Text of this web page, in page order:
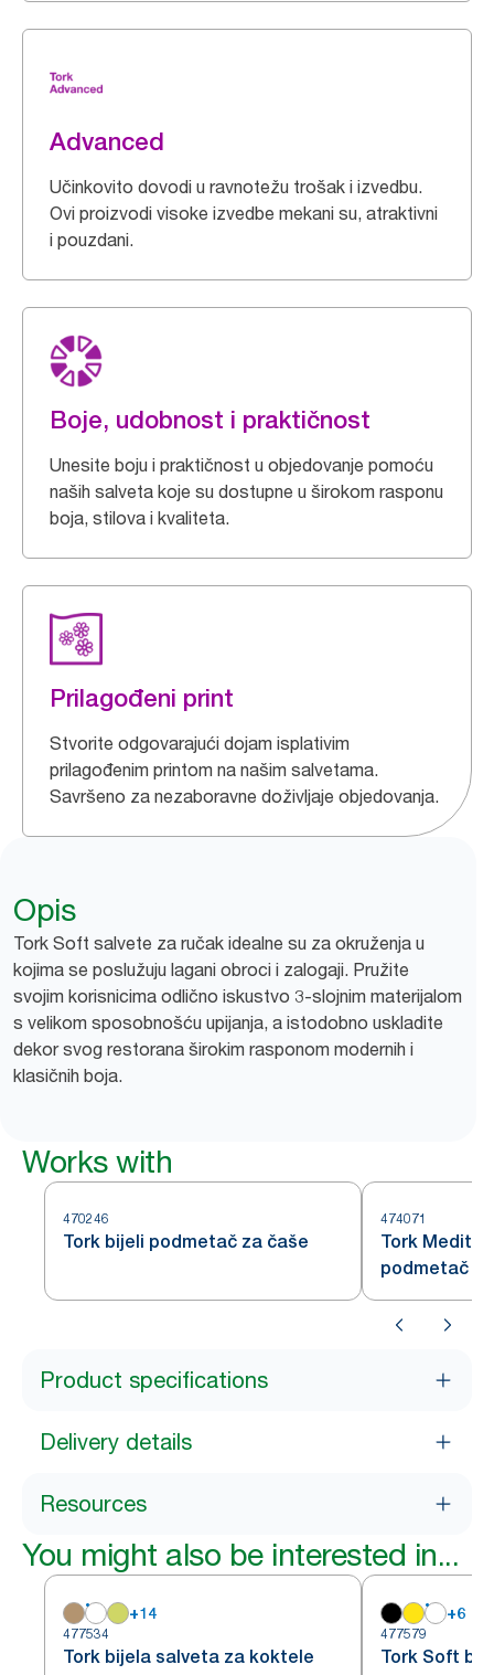
Advanced
Učinkovito dovodi u ravnotežu trošak i izvedbu.
Ovi proizvodi visoke izvedbe mekani su, atraktivni
i pouzdani.
Boje, udobnost i praktičnost
Unesite boju i praktičnost u objedovanje pomoću
naših salveta koje su dostupne u širokom rasponu
boja, stilova i kvaliteta.
Prilagođeni print
Stvorite odgovarajući dojam isplativim
prilagođenim printom na našim salvetama.
Savršeno za nezaboravne doživljaje objedovanja.
Opis
Tork Soft salvete za ručak idealne su za okruženja u
kojima se poslužuju lagani obroci i zalogaji. Pružite
svojim korisnicima odlično iskustvo 3-slojnim materijalom
s velikom sposobnošću upijanja, a istodobno uskladite
dekor svog restorana širokim rasponom modernih i
klasičnih boja.
Works with
470246
Tork bijeli podmetač za čaše
474071
Tork
podmetač
Product specifications
Delivery details
Resources
You might also be interested in...
+14
477534
Tork bijela salveta za koktele
+6
477579
Tork Soft